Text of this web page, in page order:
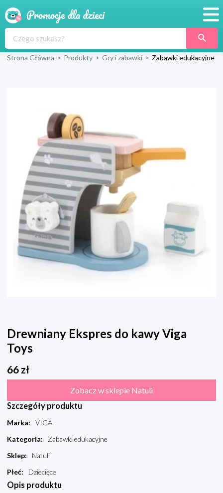
Produkty
Wyprawka
Strona Główna > Produkty > Gry i zabawki > Zabawki edukacyjne
Drewniany Ekspres do kawy Viga
Toys
66 zł
Zobacz w sklepie Natuli
Szczegóły produktu
Marka:
VIGA
Kategoria:
Zabawki edukacyjne
Sklep:
Natuli
Płeć: Dziecięce
Opis produktu